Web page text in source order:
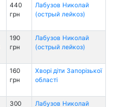
440
грн
Лабузов Николай
(острый лейкоз)
190
грн
Лабузов Николай
(острый лейкоз)
160
грн
Хворі діти Запорізької
області
300
Лабузов Николай